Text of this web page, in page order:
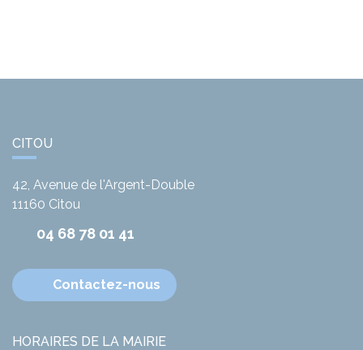
CITOU
42, Avenue de l'Argent-Double
11160 Citou
04 68 78 01 41
Contactez-nous
HORAIRES DE LA MAIRIE